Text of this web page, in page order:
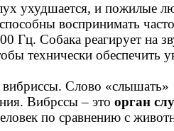
ухудшается, и пожилые
воспринимать
Гц. Собака реагирует на
технически обеспечить
Слово «слышать»
Вибрссы– это орган
по сравнению с